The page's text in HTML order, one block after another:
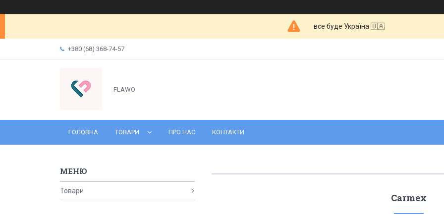
все буде Україна 🇺🇦
+380 (68) 368-74-57
FLAWO
ГОЛОВНА ТОВАРИ ПРО НАС КОНТАКТИ
Carmex
Товари